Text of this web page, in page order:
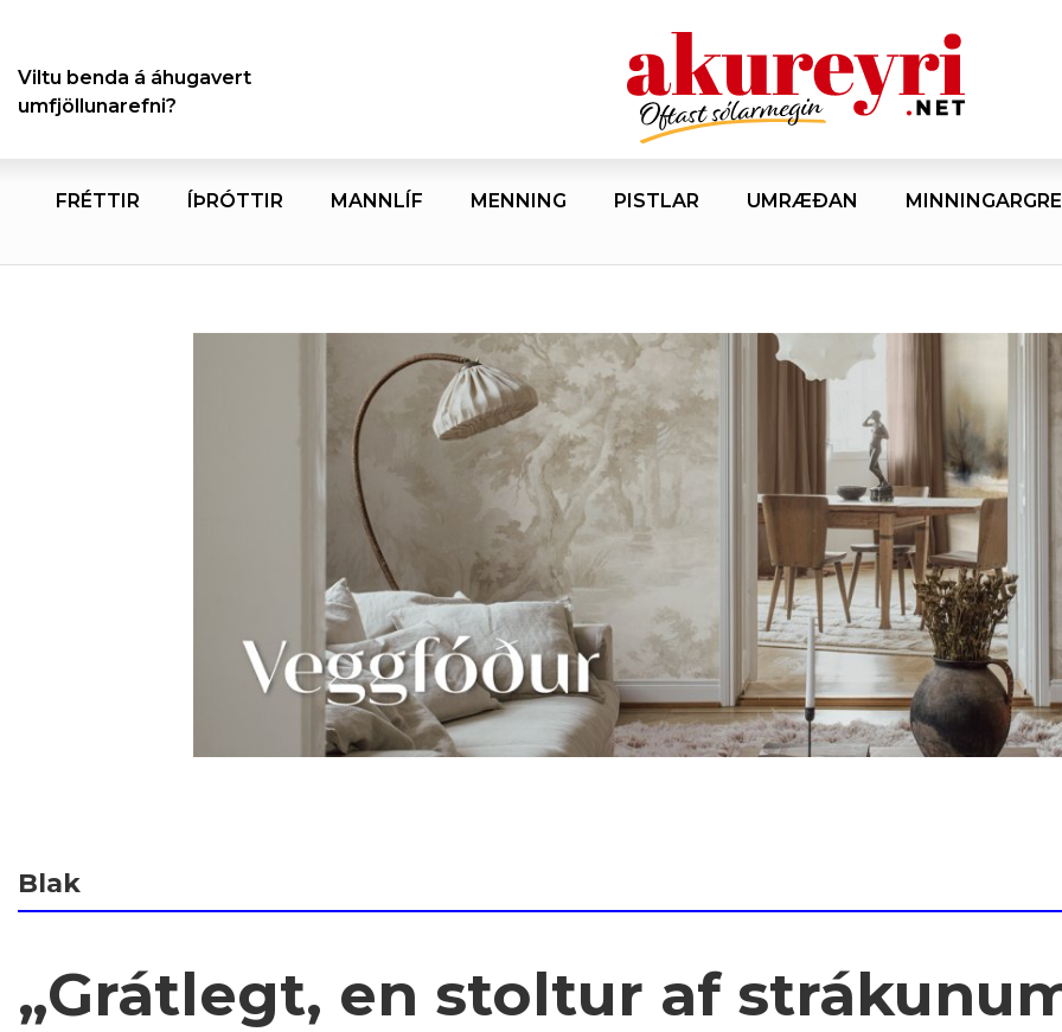
Viltu benda á áhugavert
umfjöllunarefni?
FRÉTTIR ÍÞRÓTTIR MANNLÍF MENNING PISTLAR UMRÆÐAN
Blak
„Grátlegt, en stoltur af